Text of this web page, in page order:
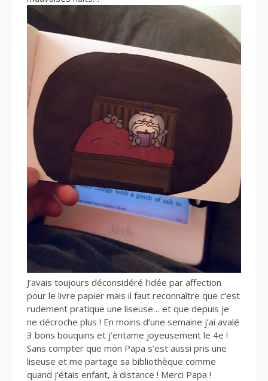
J’avais toujours déconsidéré l’idée par affection
pour le livre papier mais il faut reconnaître que c’est
rudement pratique une liseuse… et que depuis je
ne décroche plus ! En moins d’une semaine j’ai avalé
3 bons bouquins et j’entame joyeusement le 4e !
Sans compter que mon Papa s’est aussi pris une
liseuse et me partage sa bibliothèque comme
quand j’étais enfant, à distance ! Merci Papa !